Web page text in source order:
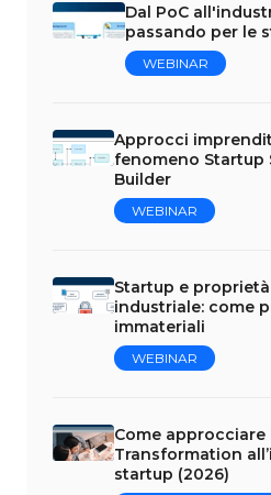
Dal PoC
passando per le
WEBINAR
Approcci
fenomeno Startup
Builder
WEBINAR
Startup e
industriale: come
immateriali
WEBINAR
Come approcciare
Transformation
startup (2026)